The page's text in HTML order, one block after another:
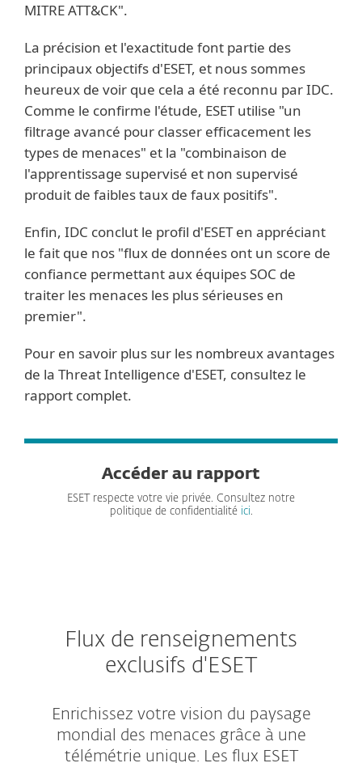
MITRE ATT&CK".
La précision et l'exactitude font partie des
principaux objectifs d'ESET, et nous sommes
heureux de voir que cela a été reconnu par IDC.
Comme le confirme l'étude, ESET utilise "un
filtrage avancé pour classer efficacement les
types de menaces" et la "combinaison de
l'apprentissage supervisé et non supervisé
produit de faibles taux de faux positifs".
Enfin, IDC conclut le profil d'ESET en appréciant
le fait que nos "flux de données ont un score de
confiance permettant aux équipes SOC de
traiter les menaces les plus sérieuses en
premier".
Pour en savoir plus sur les nombreux avantages
de la Threat Intelligence d'ESET, consultez le
rapport complet.
Accéder au rapport
ESET respecte votre vie privée. Consultez notre
politique de confidentialité ici.
Flux de renseignements
exclusifs d'ESET
Enrichissez votre vision du paysage
mondial des menaces grâce à une
télémétrie unique. Les flux ESET